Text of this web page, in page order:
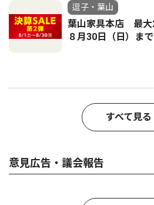
逗子・葉山
葉山家具本店 最
８月30日（日）まで
すべて見る
意見広告・議会報告